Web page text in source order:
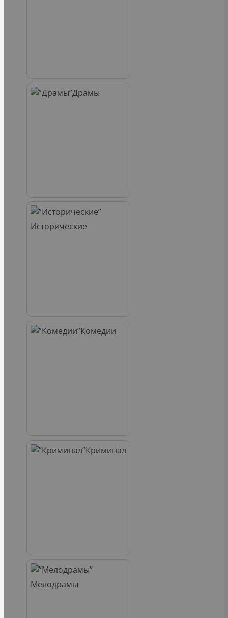
Драмы
Исторические
Комедии
Криминал
Мелодрамы